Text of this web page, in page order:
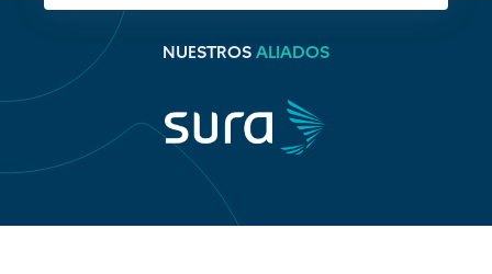
NUESTROS ALIADOS